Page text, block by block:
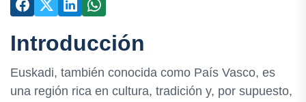
Introducción
Euskadi, también conocida como País Vasco, es
una región rica en cultura, tradición y, por supuesto,